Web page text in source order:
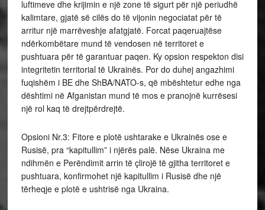
luftimeve dhe krijimin e një zone të sigurt për një periudhë
kalimtare, gjatë së cilës do të vijonin negociatat për të
arritur një marrëveshje afatgjatë. Forcat paqeruajtëse
ndërkombëtare mund të vendosen në territoret e
pushtuara për të garantuar paqen. Ky opsion respekton disi
integritetin territorial të Ukrainës. Por do duhej angazhimi
fuqishëm i BE dhe ShBA/NATO-s, që mbështetur edhe nga
dështimi në Afganistan mund të mos e pranojnë kurrësesi
një rol kaq të drejtpërdrejtë.
Opsioni Nr.3: Fitore e plotë ushtarake e Ukrainës ose e
Rusisë, pra “kapitullim” i njërës palë. Nëse Ukraina me
ndihmën e Perëndimit arrin të çlirojë të gjitha territoret e
pushtuara, konfirmohet një kapitullim i Rusisë dhe një
tërheqje e plotë e ushtrisë nga Ukraina.